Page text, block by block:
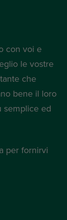
con voi e
le vostre
che
bene il loro
semplice ed
per fornirvi